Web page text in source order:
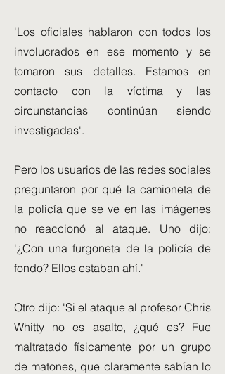
'Los oficiales hablaron con todos los
involucrados en ese momento y se
tomaron sus detalles. Estamos en
contacto con la víctima y las
circunstancias continúan siendo
investigadas'.
Pero los usuarios de las redes sociales
preguntaron por qué la camioneta de
la policía que se ve en las imágenes
no reaccionó al ataque. Uno dijo:
'¿Con una furgoneta de la policía de
fondo? Ellos estaban ahí.'
Otro dijo: 'Si el ataque al profesor Chris
Whitty no es asalto, ¿qué es? Fue
maltratado físicamente por un grupo
de matones, que claramente sabían lo